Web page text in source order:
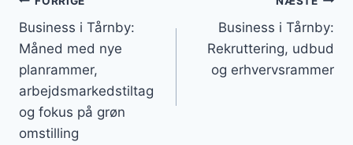
Business i Tårnby:
Måned med nye
planrammer,
arbejdsmarkedstiltag
og fokus på grøn
omstilling
Business i Tårnby:
Rekruttering, udbud
og erhvervsrammer